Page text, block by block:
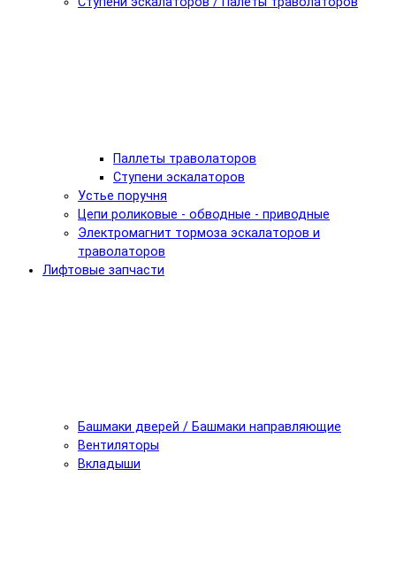
Паллеты траволаторов
Ступени эскалаторов
Устье поручня
Цепи роликовые - обводные - приводные
Электромагнит тормоза эскалаторов и
траволаторов
Лифтовые запчасти
Башмаки дверей / Башмаки направляющие
Вентиляторы
Вкладыши